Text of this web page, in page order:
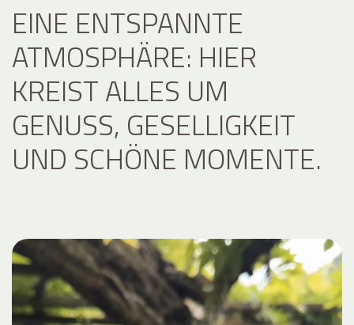
EINE ENTSPANNTE
ATMOSPHÄRE: HIER
KREIST ALLES UM
GENUSS, GESELLIGKEIT
UND SCHÖNE MOMENTE.